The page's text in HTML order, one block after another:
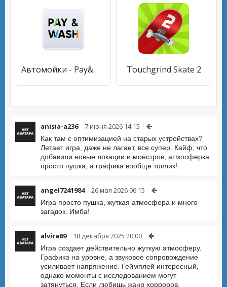
Автомойки - Pay&Wash Touchgrind Skate 2
anisia-a236 7 июня 2026 14:15
Как там с оптимизацией на старых устройствах?
Летает игра, даже не лагает, все супер. Кайф, что
добавили новые локации и монстров, атмосферка
просто пушка, а графика вообще топчик!
angel7241984 26 мая 2026 06:15
Игра просто пушка, жуткая атмосфера и много
загадок. Имба!
alvira69 18 декабря 2025 20:00
Игра создает действительно жуткую атмосферу.
Графика на уровне, а звуковое сопровождение
усиливает напряжение. Геймплей интересный,
однако моменты с исследованием могут
затянуться. Если любишь жанр хорроров,